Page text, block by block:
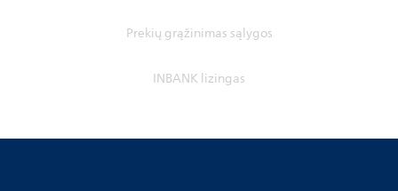
Prekių grąžinimas sąlygos
INBANK lizingas